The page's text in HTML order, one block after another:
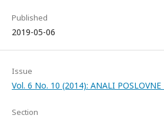
Published
2019-05-06
Issue
Vol. 6 No. 10 (2014): ANALI POSLOVNE
Section